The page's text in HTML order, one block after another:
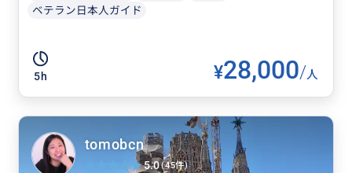
ベテラン日本人ガイド
5h ¥28,000/人
tomobcn
5.0(45件)